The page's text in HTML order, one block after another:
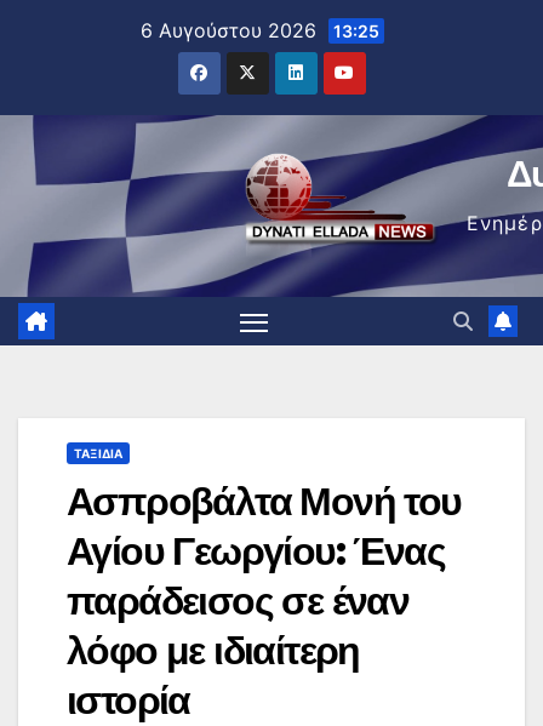
6 Αυγούστου 2026 13:25
ΤΑΞΊΔΙΑ
Ασπροβάλτα Μονή του
Αγίου Γεωργίου: Ένας
παράδεισος σε έναν
λόφο με ιδιαίτερη
ιστορία